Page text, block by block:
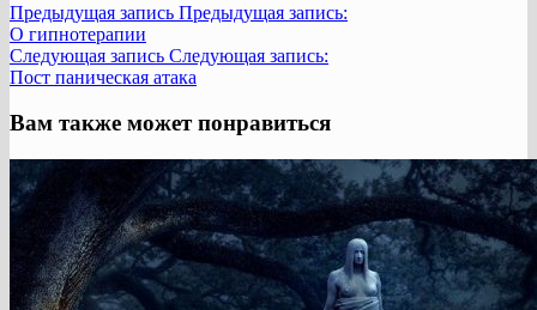
Предыдущая запись Предыдущая запись:
О гипнотерапии
Следующая запись Следующая запись:
Пост паническая атака
Вам также может понравиться